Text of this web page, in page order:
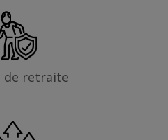
de retraite